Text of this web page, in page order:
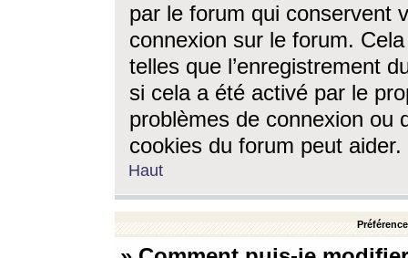
par le forum qui conservent
connexion sur le forum.
telles que l’enregistrement
si cela a été activé par le
problèmes de connexion ou
cookies du forum peut aider.
Haut